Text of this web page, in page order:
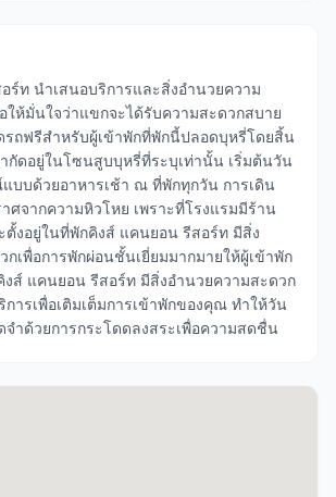
ร์ท นำเสนอบริการและสิ่งอำนวยความ
ให้มั่นใจว่าแขกจะได้รับความสะดวกสบาย
รถฟรีสำหรับผู้เข้าพักที่พักนี้ปลอดบุหรี่โดยสิ้น
กัดอยู่ในโซนสูบบุหรี่ที่ระบุเท่านั้น เริ่มต้นวัน
บบด้วยอาหารเช้า ณ ที่พักทุกวัน การเดิน
ศจากความหิวโหย เพราะที่โรงแรมมีร้าน
ตั้งอยู่ในที่พักคิงส์ แคนยอน รีสอร์ท มีสิ่ง
กเพื่อการพักผ่อนชั้นเยี่ยมมากมายให้ผู้เข้าพัก
งส์ แคนยอน รีสอร์ท มีสิ่งอำนวยความสะดวก
การเพื่อเติมเต็มการเข้าพักของคุณ ทำให้วัน
ำด้วยการกระโดดลงสระเพื่อความสดชื่น